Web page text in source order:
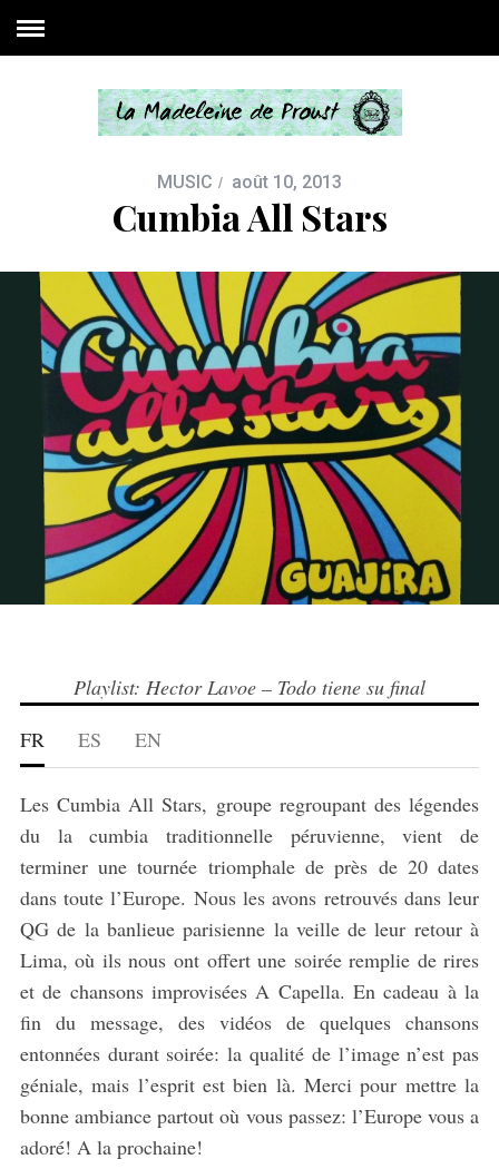
MUSIC août 10, 2013
Cumbia All Stars
Playlist: Hector Lavoe – Todo tiene su final
FR
ES EN
Les Cumbia All Stars, groupe regroupant des légendes
du la cumbia traditionnelle péruvienne, vient de
terminer une tournée triomphale de près de 20 dates
dans toute l’Europe. Nous les avons retrouvés dans leur
QG de la banlieue parisienne la veille de leur retour à
Lima, où ils nous ont offert une soirée remplie de rires
et de chansons improvisées A Capella. En cadeau à la
fin du message, des vidéos de quelques chansons
entonnées durant soirée: la qualité de l’image n’est pas
géniale, mais l’esprit est bien là. Merci pour mettre la
bonne ambiance partout où vous passez: l’Europe vous a
adoré! A la prochaine!